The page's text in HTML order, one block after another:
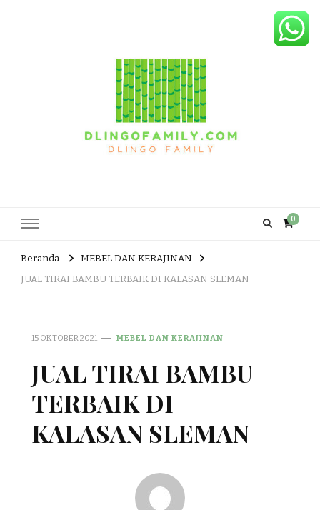
0
Beranda
MEBEL DAN KERAJINAN
JUAL TIRAI BAMBU TERBAIK DI KALASAN SLEMAN
15 OKTOBER 2021 MEBEL DAN KERAJINAN
JUAL TIRAI BAMBU
TERBAIK DI
KALASAN SLEMAN